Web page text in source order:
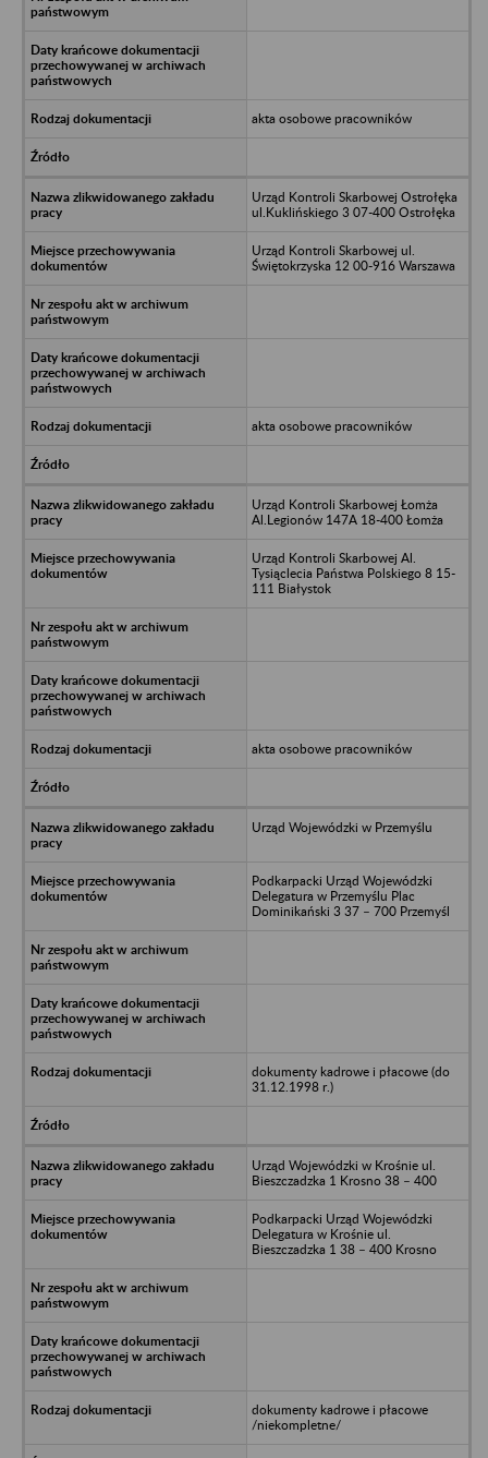
akta osobowe pracowników
Urząd Kontroli Skarbowej Ostrołęka
ul.Kuklińskiego 3 07-400 Ostrołęka
Urząd Kontroli Skarbowej ul.
Świętokrzyska 12 00-916 Warszawa
akta osobowe pracowników
Urząd Kontroli Skarbowej Łomża
Al.Legionów 147A 18-400 Łomża
Urząd Kontroli Skarbowej Al.
Tysiąclecia Państwa Polskiego 8 15-
111 Białystok
akta osobowe pracowników
Urząd Wojewódzki w Przemyślu
Podkarpacki Urząd Wojewódzki
Delegatura w Przemyślu Plac
Dominikański 3 37 – 700 Przemyśl
dokumenty kadrowe i płacowe (do
31.12.1998 r.)
Urząd Wojewódzki w Krośnie ul.
Bieszczadzka 1 Krosno 38 – 400
Podkarpacki Urząd Wojewódzki
Delegatura w Krośnie ul.
Bieszczadzka 1 38 – 400 Krosno
dokumenty kadrowe i płacowe
/niekompletne/